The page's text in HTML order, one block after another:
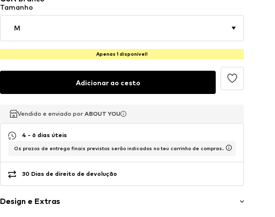
Tamanho
M
Apenas 1 disponível!
Adicionar ao cesto
Vendido e enviado por ABOUT YOU
Vendido e enviado por ABOUT YOU
Vendido e enviado por ABOUT YOU
4 - 6 dias úteis
Os prazos de entrega finais previstos serão indicados no teu carrinho de compras.
30 Dias de direito de devolução
Design e Extras